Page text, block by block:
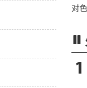
对